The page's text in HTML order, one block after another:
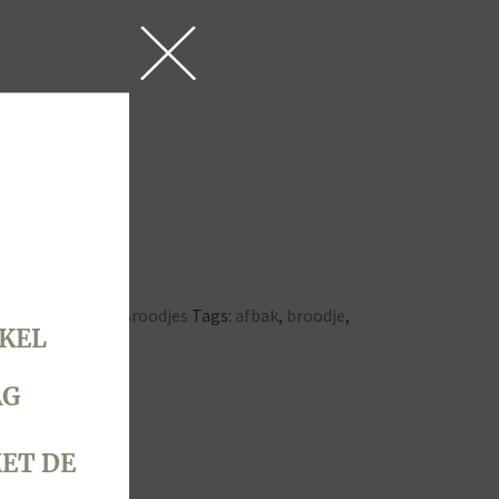
Brood & Broodjes Tags: afbak, broodje,
DE